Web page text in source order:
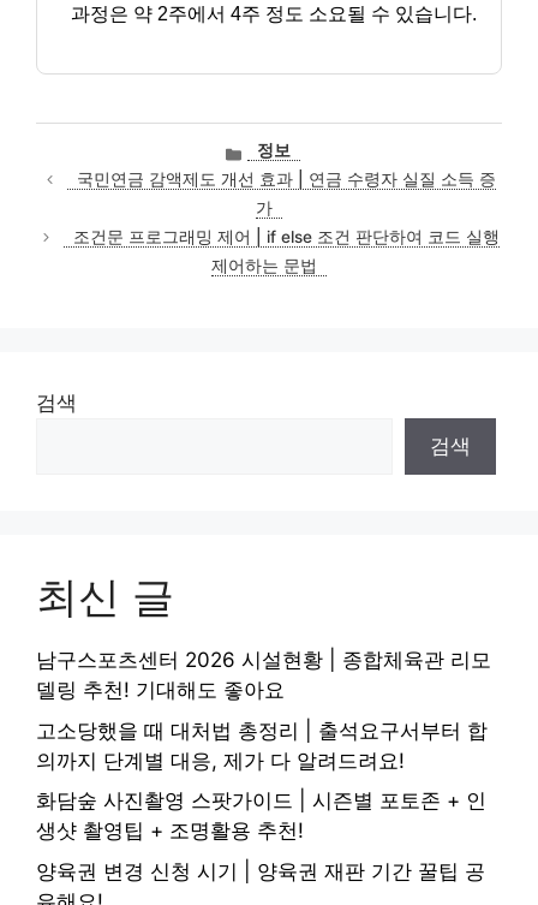
과정은 약 2주에서 4주 정도 소요될 수 있습니다.
카
테
고
리
정보
국민연금 감액제도 개선 효과 | 연금 수령자 실질 소득 증
가
조건문 프로그래밍 제어 | if else 조건 판단하여 코드 실행
제어하는 문법
검색
검색
최신 글
남구스포츠센터 2026 시설현황 | 종합체육관 리모
델링 추천! 기대해도 좋아요
고소당했을 때 대처법 총정리 | 출석요구서부터 합
의까지 단계별 대응, 제가 다 알려드려요!
화담숲 사진촬영 스팟가이드 | 시즌별 포토존 + 인
생샷 촬영팁 + 조명활용 추천!
양육권 변경 신청 시기 | 양육권 재판 기간 꿀팁 공